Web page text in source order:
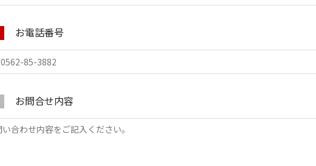
お電話番号
お問合せ内容